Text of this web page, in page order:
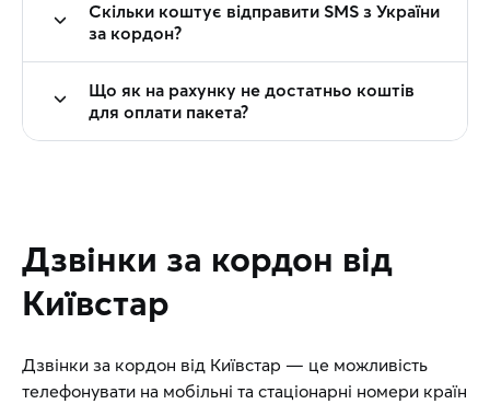
Скільки коштує відправити SMS з України
за кордон?
Що як на рахунку не достатньо коштів
для оплати пакета?
Дзвінки за кордон від
Київстар
Дзвінки за кордон від Київстар — це можливість
телефонувати на мобільні та стаціонарні номери країн